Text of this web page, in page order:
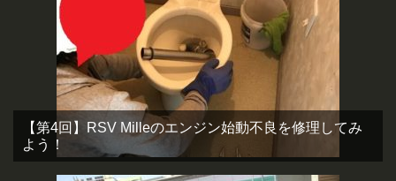
【第4回】RSV Milleのエンジン始動不良を修理してみ
よう！